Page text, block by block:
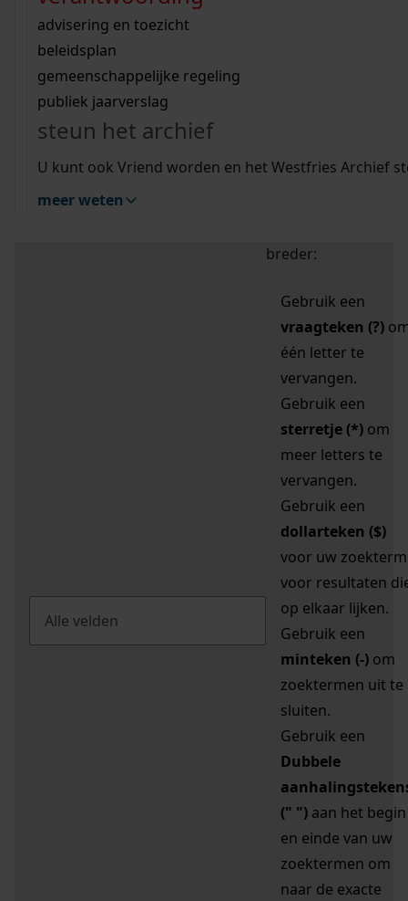
bouwvergunningen
omgevingsvergunningen
vergunningen
beeld en geluid
uitleg nodig?
Wij helpen u op weg met een aantal zoektips.
bekijk alle zoektips
Wij helpen u op weg met een aantal zoektips.
bekijk alle zoektips
bekijk ons geschiedenislokaal
advisering en toezicht
beleidsplan
gemeenschappelijke regeling
publiek jaarverslag
steun het archief
U kunt ook Vriend worden en het Westfries Archief
meer weten
zoektips
Mijn Studiezaal (inloggen)
uw zoekopdracht te
breder:
Gebruik een
vraagteken (?)
één letter te
vervangen.
Gebruik een
sterretje (*) om
meer letters te
vervangen.
Gebruik een
dollarteken ($)
voor uw zoekterm
voor resultaten
op elkaar lijken.
Gebruik een
minteken (-) om
zoektermen uit te
sluiten.
Gebruik een
Dubbele
(" ") aan het begin
en einde van uw
zoektermen om
naar de exacte